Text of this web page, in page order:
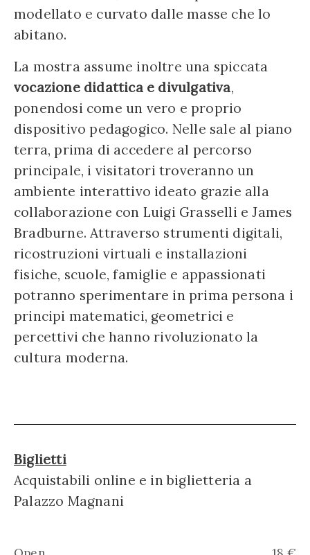
modellato e curvato dalle masse che lo
abitano.
La mostra assume inoltre una spiccata
vocazione didattica e divulgativa,
ponendosi come un vero e proprio
dispositivo pedagogico. Nelle sale al piano
terra, prima di accedere al percorso
principale, i visitatori troveranno un
ambiente interattivo ideato grazie alla
collaborazione con Luigi Grasselli e James
Bradburne. Attraverso strumenti digitali,
ricostruzioni virtuali e installazioni
fisiche, scuole, famiglie e appassionati
potranno sperimentare in prima persona i
principi matematici, geometrici e
percettivi che hanno rivoluzionato la
cultura moderna.
Biglietti
Acquistabili online e in biglietteria a
Palazzo Magnani